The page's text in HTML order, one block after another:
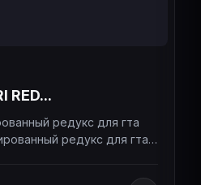
RED...
редукс для гта
редукс для гта